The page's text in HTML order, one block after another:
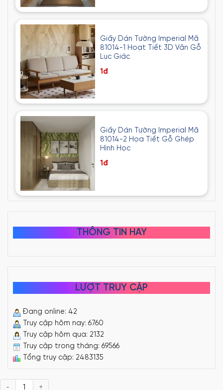
Giấy Dán Tường Imperial Mã
81014-1 Hoạt Tiết 3D Vân Gỗ
Lục Giác
1đ
Giấy Dán Tường Imperial Mã
81014-2 Họa Tiết Gỗ Ghép
Hình Học
1đ
THÔNG TIN HAY
LƯỢT TRUY CẬP
Đang online: 42
Truy cập hôm nay: 6760
Truy cập hôm qua: 2132
Truy cập trong tháng: 69566
Tổng truy cập: 2483135
Số